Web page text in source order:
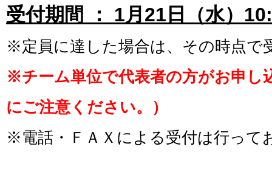
受付期間 ： 1月21日（水）
※定員に達した場合は、その時点で
※チーム単位で代表者の方がお申し
にご注意ください。）
※電話・ＦＡＸによる受付は行って